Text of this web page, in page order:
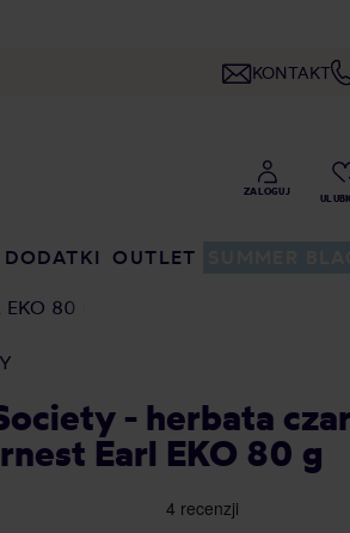
KONTAKT
DODATKI OUTLET
80 G
- herbata
Earl EKO 80 g